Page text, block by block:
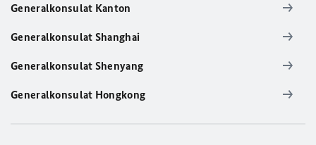
Generalkonsulat Kanton
Generalkonsulat Shanghai
Generalkonsulat Shenyang
Generalkonsulat Hongkong